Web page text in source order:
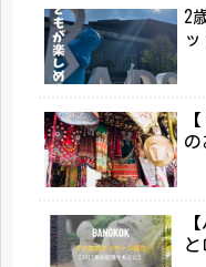
2
の